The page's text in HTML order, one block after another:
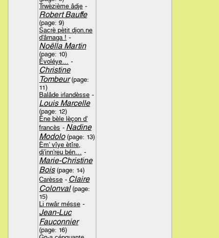
Trwèzième âdje -
Robert Bauffe
(page: 9)
Sacrè pètit djon.ne
d'ârnaga ! -
Noëlla Martin
(page: 10)
Èvoléye…
-
Christine
Tombeur(page:
11)
Balâde irlandèsse -
Louis Marcelle
(page: 12)
Ène bèle lèçon d'
francès - Nadine
Modolo(page: 13)
Èm' vîye ètîre,
dj'inn'reu bén…
-
Marie-Christine
Bois(page: 14)
Carèsse - Claire
Colonval(page:
15)
Li nwâr mésse -
Jean-Luc
Fauconnier
(page: 16)